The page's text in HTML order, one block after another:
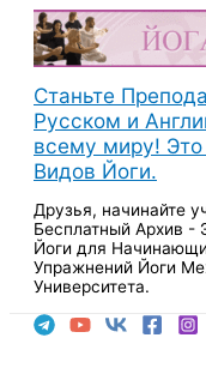
Перейти
содержимому
Станьте
Русском и
всему миру!
Видов Йоги.
Друзья, начинайте
Бесплатный Архив -
Йоги для
Упражнений Йоги
Университета.